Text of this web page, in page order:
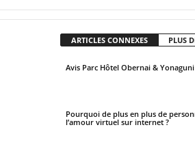
ARTICLES CONNEXES PLUS
Avis Parc Hôtel Obernai &
Pourquoi de plus en plus de
l’amour virtuel sur internet ?